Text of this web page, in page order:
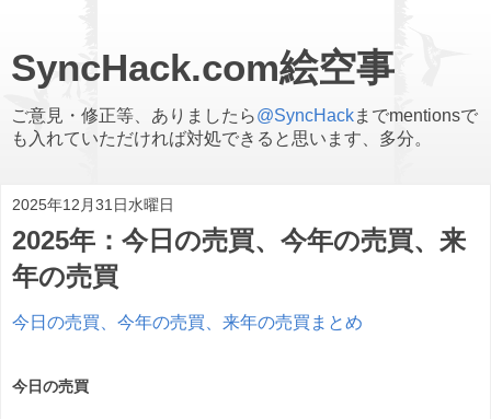
SyncHack.com絵空事
ご意見・修正等、ありましたら@SyncHackまでmentionsで
も入れていただければ対処できると思います、多分。
2025年12月31日水曜日
2025年：今日の売買、今年の売買、来
年の売買
今日の売買、今年の売買、来年の売買まとめ
今日の売買